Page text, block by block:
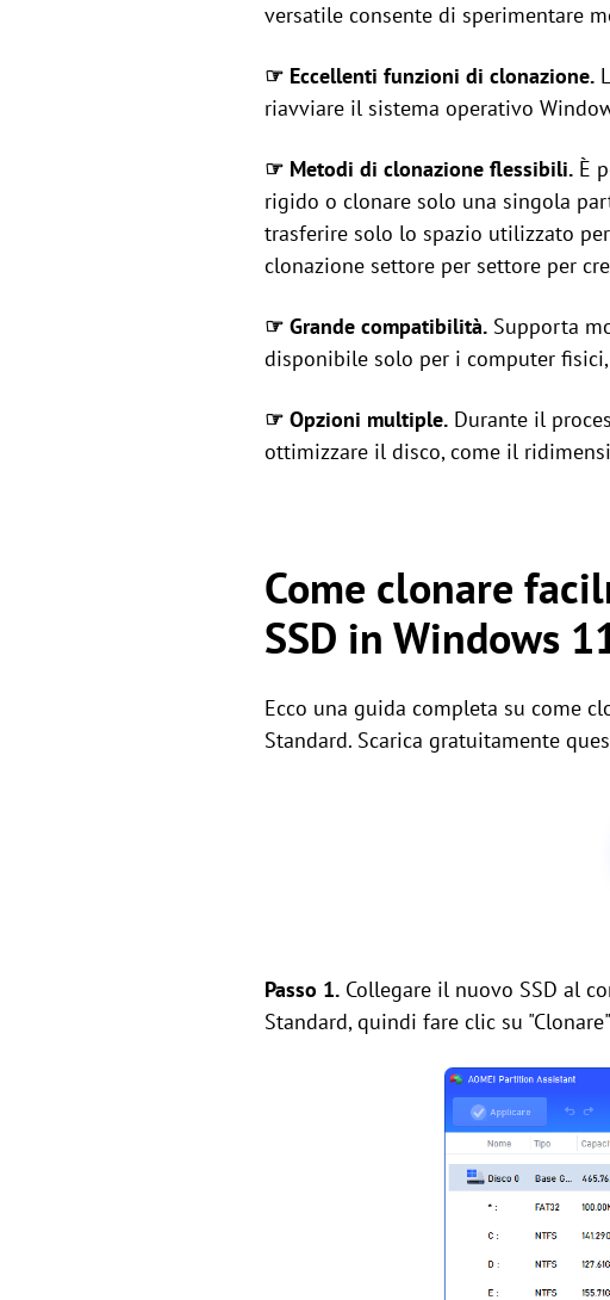
versatile consente di sperimentare
☞ Eccellenti funzioni di clonazione.
riavviare il sistema operativo
☞ Metodi di clonazione flessibili. È
rigido o clonare solo una singola
trasferire solo lo spazio utilizzato per
clonazione settore per settore per
☞ Grande compatibilità. Supporta
disponibile solo per i computer
☞ Opzioni multiple. Durante il
ottimizzare il disco, come il
Come clonare
SSD in Windows
Ecco una guida completa su come
Standard. Scarica gratuitamente
Passo 1. Collegare il nuovo SSD al
Standard, quindi fare clic su